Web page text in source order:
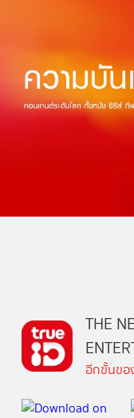
THE
อีกขั้นขอ